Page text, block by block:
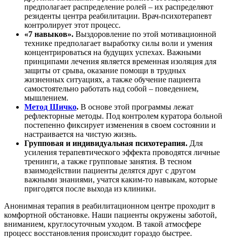
предполагает распределение ролей – их распределяют
резиденты центра реабилитации. Врач-психотерапевт
контролирует этот процесс.
«7 навыков». Выздоровление по этой мотивационной
технике предполагает выработку силы воли и умения
концентрироваться на будущих успехах. Важными
принципами лечения является временная изоляция для
защиты от срыва, оказание помощи в трудных
жизненных ситуациях, а также обучение пациента
самостоятельно работать над собой – поведением,
мышлением.
Метод Шичко. В основе этой программы лежат
рефлекторные методы. Под контролем куратора больной
постепенно фиксирует изменения в своем состоянии и
настраивается на чистую жизнь.
Групповая и индивидуальная психотерапия. Для
усиления терапевтического эффекта проводятся личные
тренинги, а также групповые занятия. В тесном
взаимодействии пациенты делятся друг с другом
важными знаниями, учатся каким-то навыкам, которые
пригодятся после выхода из клиники.
Анонимная терапия в реабилитационном центре проходит в
комфортной обстановке. Наши пациенты окружены заботой,
вниманием, круглосуточным уходом. В такой атмосфере
процесс восстановления происходит гораздо быстрее.